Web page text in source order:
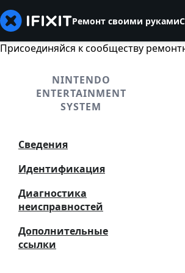
Ремонт своими руками
Присоединяйся к сообществу
NINTENDO
ENTERTAINMENT
SYSTEM
Сведения
Идентификация
Диагностика
неисправностей
Дополнительные
ссылки